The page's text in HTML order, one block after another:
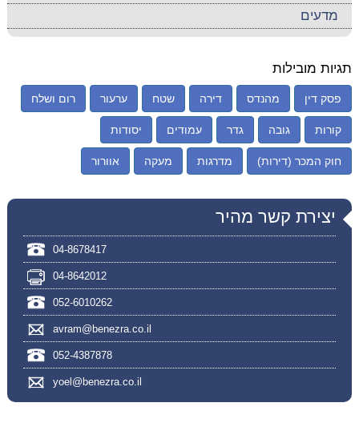
מדעים
תגיות מובילות
פסק דין מהנדס דירה שטח ערעור רום ושלח
קורות גובה גדר עמודים יסודות
חוק המכר (דירות) מדרגות מעקה אוורור
יצירת קשר מהיר
04-8678417
04-8642012
052-6010262
avram@benezra.co.il
052-4387878
yoel@benezra.co.il